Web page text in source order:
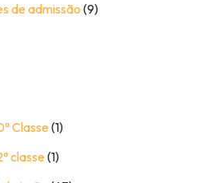
de admissão (9)
Classe (1)
classe (1)